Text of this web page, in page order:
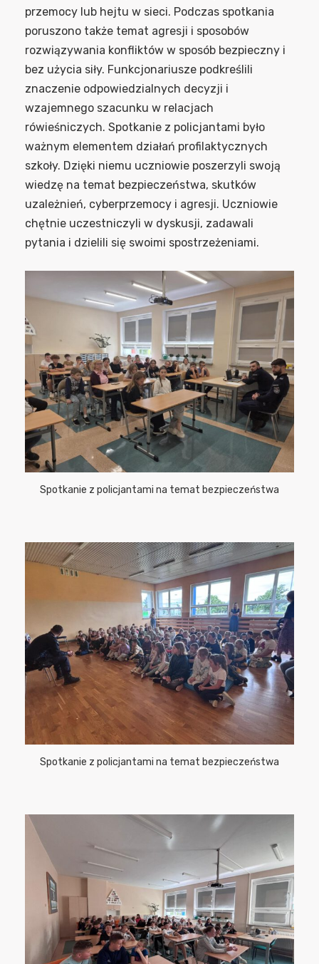
przemocy lub hejtu w sieci. Podczas spotkania
poruszono także temat agresji i sposobów
rozwiązywania konfliktów w sposób bezpieczny i
bez użycia siły. Funkcjonariusze podkreślili
znaczenie odpowiedzialnych decyzji i
wzajemnego szacunku w relacjach
rówieśniczych. Spotkanie z policjantami było
ważnym elementem działań profilaktycznych
szkoły. Dzięki niemu uczniowie poszerzyli swoją
wiedzę na temat bezpieczeństwa, skutków
uzależnień, cyberprzemocy i agresji. Uczniowie
chętnie uczestniczyli w dyskusji, zadawali
pytania i dzielili się swoimi spostrzeżeniami.
Spotkanie z policjantami na temat bezpieczeństwa
Spotkanie z policjantami na temat bezpieczeństwa